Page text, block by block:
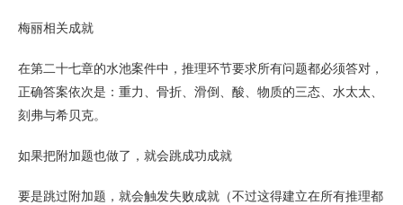
梅丽相关成就
在第二十七章的水池案件中，推理环节要求所有问题都必须答对，
正确答案依次是：重力、骨折、滑倒、酸、物质的三态、水太太、
刻弗与希贝克。
如果把附加题也做了，就会跳成功成就
要是跳过附加题，就会触发失败成就（不过这得建立在所有推理都